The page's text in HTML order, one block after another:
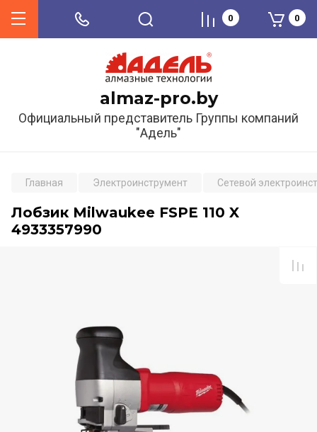
almaz-pro.by
Официальный представитель Группы компаний
"Адель"
0 0
Главная Электроинструмент Сетевой
Лобзик Milwaukee FSPE 110 X
4933357990